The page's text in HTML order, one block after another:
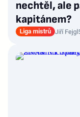
nechtěl, ale
kapitánem?
Liga mistrů Jiří Fejgl